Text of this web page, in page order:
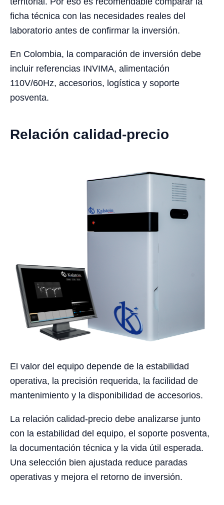
ficha técnica con las necesidades reales del
laboratorio antes de confirmar la inversión.
En Colombia, la comparación de inversión debe
incluir referencias INVIMA, alimentación
110V/60Hz, accesorios, logística y soporte
posventa.
Relación calidad-precio
El valor del equipo depende de la estabilidad
operativa, la precisión requerida, la facilidad de
mantenimiento y la disponibilidad de accesorios.
La relación calidad-precio debe analizarse junto
con la estabilidad del equipo, el soporte posventa,
la documentación técnica y la vida útil esperada.
Una selección bien ajustada reduce paradas
operativas y mejora el retorno de inversión.